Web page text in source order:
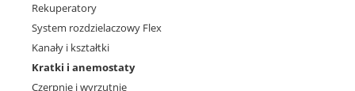
Rekuperatory
System rozdzielaczowy Flex
Kanały i kształtki
Kratki i anemostaty
Czerpnie i wyrzutnie